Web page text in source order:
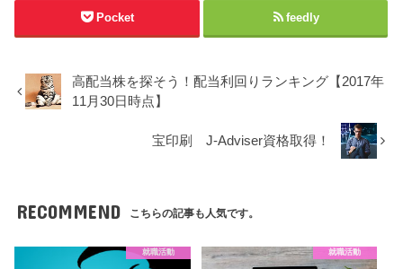
Pocket feedly
高配当株を探そう！配当利回りランキング【2017年
11月30日時点】
宝印刷 J-Adviser資格取得！
RECOMMEND こちらの記事も人気です。
就職活動 就職活動